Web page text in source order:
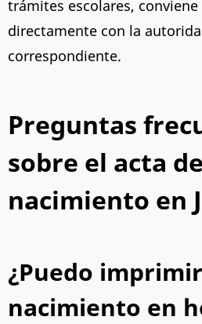
trámites escolares,
directamente con la
correspondiente.
Preguntas
sobre el acta de
nacimiento en
¿Puedo
nacimiento en